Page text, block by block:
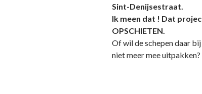
Sint-Denijsestraat.
Ik meen dat ! Dat
OPSCHIETEN.
Of wil de schepen daar
niet meer mee uitpakken?